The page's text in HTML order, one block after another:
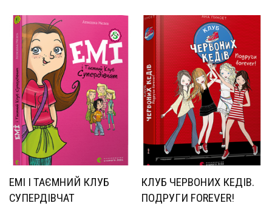
ЕМІ І ТАЄМНИЙ КЛУБ
СУПЕРДІВЧАТ
КЛУБ ЧЕРВОНИХ КЕДІВ.
ПОДРУГИ FOREVER!